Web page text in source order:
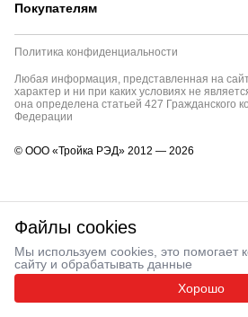
Покупателям
Политика конфиденциальности
Любая информация, представленная на
характер и ни при каких условиях не
она определена статьей 427 Гражданского
Федерации
© ООО «Тройка РЭД» 2012 — 2026
Файлы cookies
Мы используем cookies, это помогает
сайту и обрабатывать данные
Хорошо